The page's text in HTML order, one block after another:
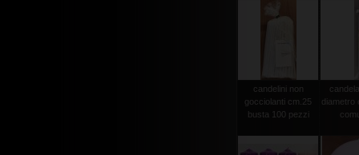
candelini non
gocciolanti cm.25
busta 100 pezzi
diametro